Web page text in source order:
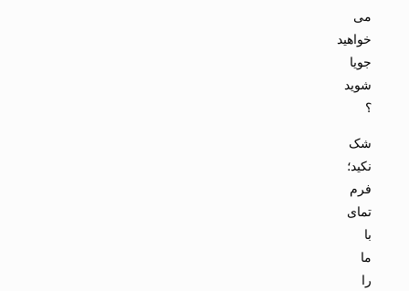
می
خواهید
جویا
شوید
؟
شک
نکید؛
فرم
تمای
با
ما
را